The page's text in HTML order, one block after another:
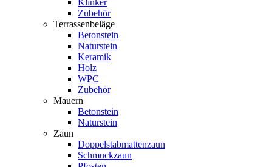
Klinker
Zubehör
Terrassenbeläge
Betonstein
Naturstein
Keramik
Holz
WPC
Zubehör
Mauern
Betonstein
Naturstein
Zaun
Doppelstabmattenzaun
Schmuckzaun